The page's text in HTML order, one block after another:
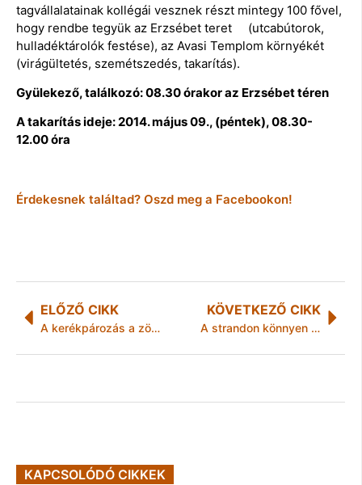
tagvállalatainak kollégái vesznek részt mintegy 100 fővel,
hogy rendbe tegyük az Erzsébet teret (utcabútorok,
hulladéktárolók festése), az Avasi Templom környékét
(virágültetés, szemétszedés, takarítás).
Gyülekező, találkozó: 08.30 órakor az Erzsébet téren
A takarítás ideje: 2014. május 09., (péntek), 08.30-
12.00 óra
Érdekesnek találtad? Oszd meg a Facebookon!
ELŐZŐ CIKK
A kerékpározás a zöld közlekedés megerősítésének fontos eszköze
KÖVETKEZŐ CIKK
A strandon könnyen megy a pénz
KAPCSOLÓDÓ CIKKEK